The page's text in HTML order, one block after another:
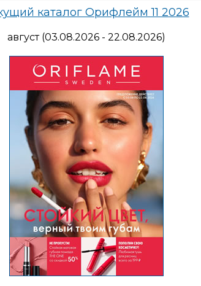
каталог Орифлейм 11 2026
август (03.08.2026 - 22.08.2026)